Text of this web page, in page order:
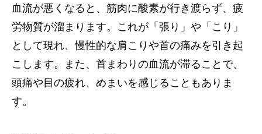
血流が悪くなると、筋肉に酸素が行き渡らず、疲
労物質が溜まります。これが「張り」や「こり」
として現れ、慢性的な肩こりや首の痛みを引き起
こします。また、首まわりの血流が滞ることで、
頭痛や目の疲れ、めまいを感じることもありま
す。